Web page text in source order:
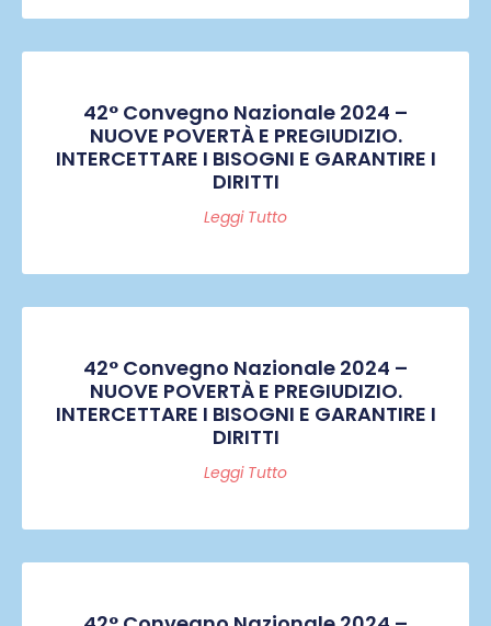
42° Convegno Nazionale 2024 –
NUOVE POVERTÀ E PREGIUDIZIO.
INTERCETTARE I BISOGNI E GARANTIRE I
DIRITTI
Leggi Tutto
42° Convegno Nazionale 2024 –
NUOVE POVERTÀ E PREGIUDIZIO.
INTERCETTARE I BISOGNI E GARANTIRE I
DIRITTI
Leggi Tutto